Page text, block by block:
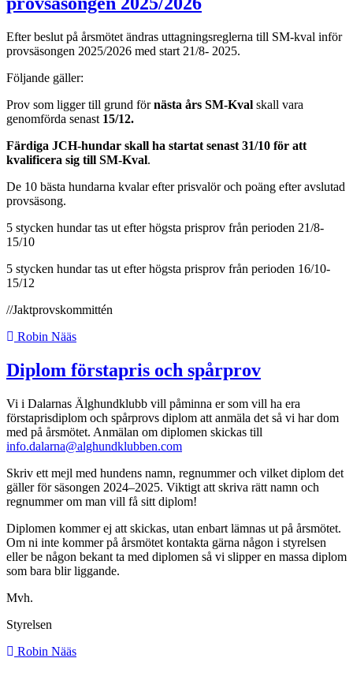
Efter beslut på årsmötet ändras uttagningsreglerna till SM-kval inför
provsäsongen 2025/2026 med start 21/8- 2025.
Följande gäller:
Prov som ligger till grund förnästa års SM-Kval skall vara
genomförda senast 15/12.
Färdiga JCH-hundar skall ha startat senast 31/10 för att
kvalificera sig till SM-Kval.
De 10 bästa hundarna kvalar efter prisvalör och poäng efter avslutad
provsäsong.
5 stycken hundar tas ut efter högsta prisprov från perioden 21/8-
15/10
5 stycken hundar tas ut efter högsta prisprov från perioden 16/10-
15/12
//Jaktprovskommittén
Robin Nääs
Diplom förstapris och spårprov
Vi i Dalarnas Älghundklubb vill påminna er som vill ha era
förstaprisdiplom och spårprovs diplom att anmäla det så vi har dom
med på årsmötet. Anmälan om diplomen skickas till
info.dalarna@alghundklubben.com
Skriv ett mejl med hundens namn, regnummer och vilket diplom det
gäller för säsongen 2024–2025. Viktigt att skriva rätt namn och
regnummer om man vill få sitt diplom!
Diplomen kommer ej att skickas, utan enbart lämnas ut på årsmötet.
Om ni inte kommer på årsmötet kontakta gärna någon i styrelsen
eller be någon bekant ta med diplomen så vi slipper en massa diplom
som bara blir liggande.
Mvh.
Styrelsen
Robin Nääs